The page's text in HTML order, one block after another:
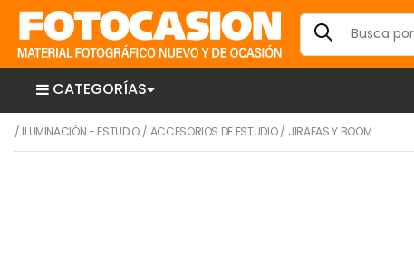
CATEGORÍAS
/ ILUMINACIÓN - ESTUDIO/ ACCESORIOS DE ESTUDIO/ JIRAFAS Y BOOM